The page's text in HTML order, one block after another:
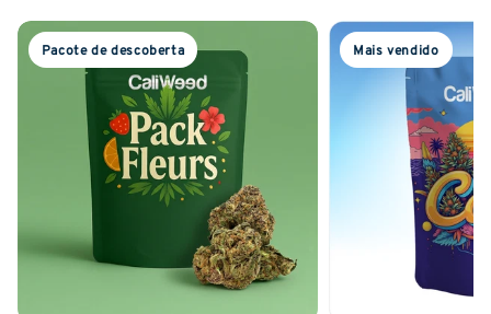
Pacote de descoberta Mais vendido